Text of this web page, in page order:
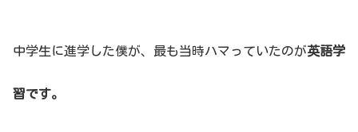
中学生に進学した僕が、最も当時ハマっていたのが英語学
習です。